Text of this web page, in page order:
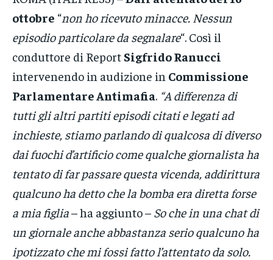
ottobre “non ho ricevuto minacce. Nessun
episodio particolare da segnalare“. Così il
conduttore di Report Sigfrido Ranucci
intervenendo in audizione in Commissione
Parlamentare Antimafia. “A differenza di
tutti gli altri partiti episodi citati e legati ad
inchieste, stiamo parlando di qualcosa di diverso
dai fuochi d’artificio come qualche giornalista ha
tentato di far passare questa vicenda, addirittura
qualcuno ha detto che la bomba era diretta forse
a mia figlia– ha aggiunto – So che in una chat di
un giornale anche abbastanza serio qualcuno ha
ipotizzato che mi fossi fatto l’attentato da solo.